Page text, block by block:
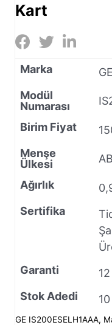
Kart
Marka
GE
Modül
Numarası
Birim Fiyat
Menşe
Ülkesi
Ağırlık
Sertifika
Garanti
Stok Adedi
10
GE IS200ESELH1AAA,